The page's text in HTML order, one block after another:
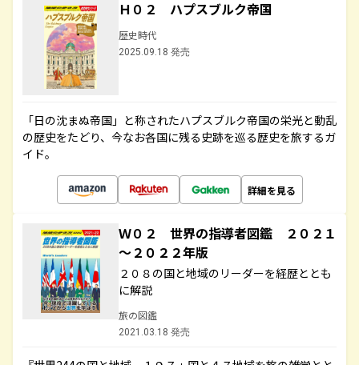
Ｈ０２ ハプスブルク帝国
歴史時代
2025.09.18 発売
「日の沈まぬ帝国」と称されたハプスブルク帝国の栄光と動乱
の歴史をたどり、今なお各国に残る史跡を巡る歴史を旅するガ
イド。
詳細を見る
Ｗ０２ 世界の指導者図鑑 ２０２１
～２０２２年版
２０８の国と地域のリーダーを経歴ととも
に解説
旅の図鑑
2021.03.18 発売